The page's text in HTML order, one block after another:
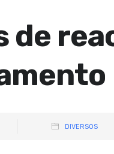
de
DIVERSOS